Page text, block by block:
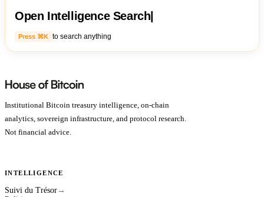
Open Intelligence Search|
Press ⌘K to search anything
Institutional Bitcoin treasury intelligence, on-chain
analytics, sovereign infrastructure, and protocol research.
Not financial advice.
INTELLIGENCE
Suivi du Trésor →